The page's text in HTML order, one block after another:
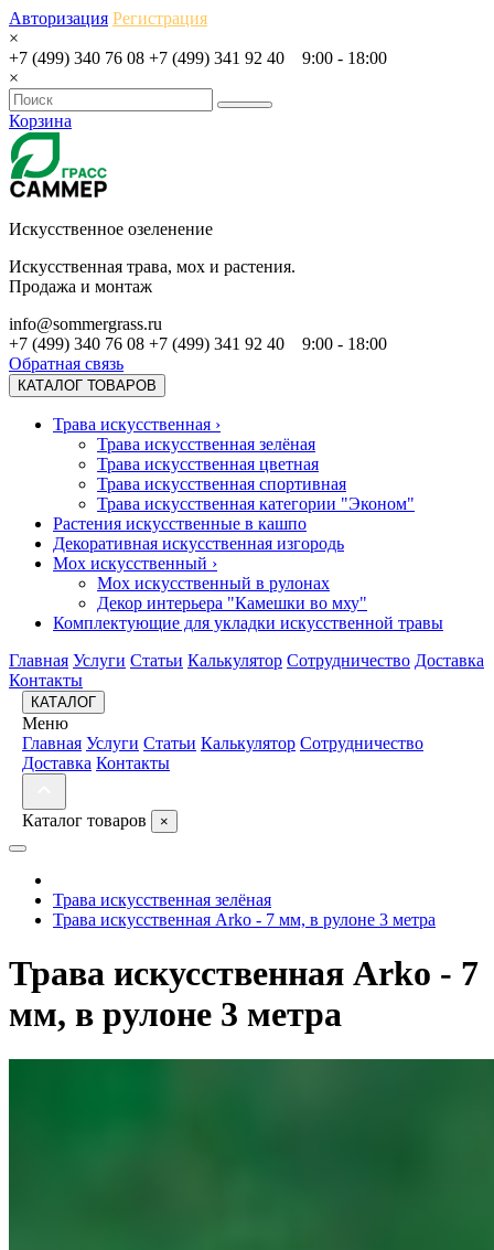
Авторизация Регистрация
×
+7 (499) 340 76 08 +7 (499) 341 92 40
9:00 - 18:00
×
Корзина
Искусственное озеленение
Искусственная трава, мох и растения.
Продажа и монтаж
info@sommergrass.ru
+7 (499) 340 76 08 +7 (499) 341 92 40
9:00 - 18:00
Обратная связь
КАТАЛОГ ТОВАРОВ
Трава искусственная ›
Трава искусственная зелёная
Трава искусственная цветная
Трава искусственная спортивная
Трава искусственная категории "Эконом"
Растения искусственные в кашпо
Декоративная искусственная изгородь
Мох искусственный ›
Мох искусственный в рулонах
Декор интерьера "Камешки во мху"
Комплектующие для укладки искусственной травы
Главная Услуги Статьи Калькулятор Сотрудничество Доставка
Контакты
КАТАЛОГ
Меню
Главная Услуги Статьи Калькулятор Сотрудничество
Доставка Контакты
Каталог товаров ×
Трава искусственная зелёная
Трава искусственная Arko - 7 мм, в рулоне 3 метра
Трава искусственная Arko - 7
мм, в рулоне 3 метра